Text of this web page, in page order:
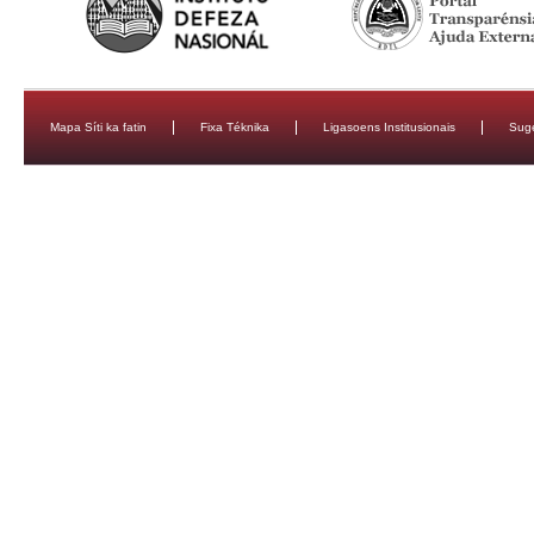
Mapa Síti ka fatin Fixa Téknika Ligasoens Institusionais